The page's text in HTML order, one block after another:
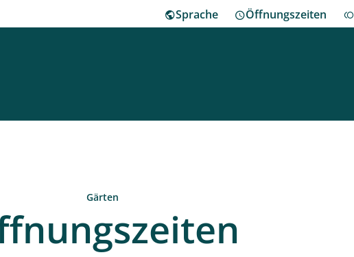
Sprache Öffnungszeiten
Herrenhausen erleben
Gärten